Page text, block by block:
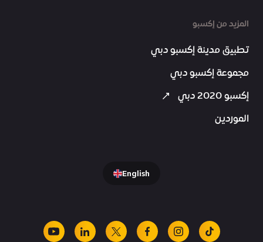
المزيد من إكسبو
تطبيق مدينة إكسبو دبي
مجموعة إكسبو دبي
إكسبو 2020 دبي
الموردين
English
tiktok
instagram
facebook
x
linkedin
youtube